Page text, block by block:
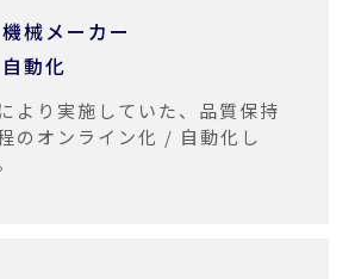
械メーカー
動化
より実施していた、品質保持
のオンライン化 / 自動化し